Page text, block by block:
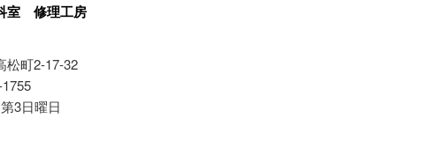
室 修理工房
松町2-17-32
3日曜日